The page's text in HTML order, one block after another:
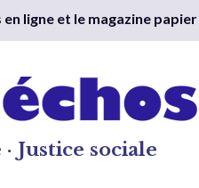
ligne et le magazine
Justice sociale